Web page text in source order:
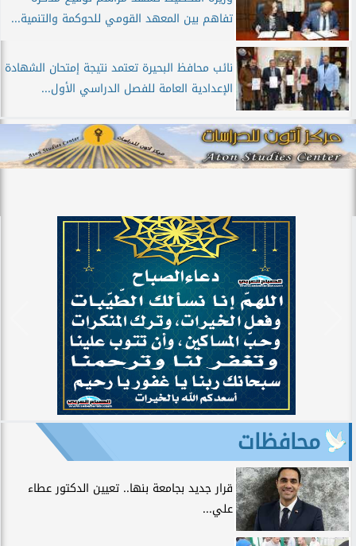
تفاهم بین المعهد القومي للحوكمة والتنمية...
نائب محافظ البحيرة تعتمد نتيجة إمتحان الشهادة
الإعدادية العامة للفصل الدراسي الأول...
محافظات
قرار جديد بجامعة بنها.. تعيين الدكتور عطاء
علي...